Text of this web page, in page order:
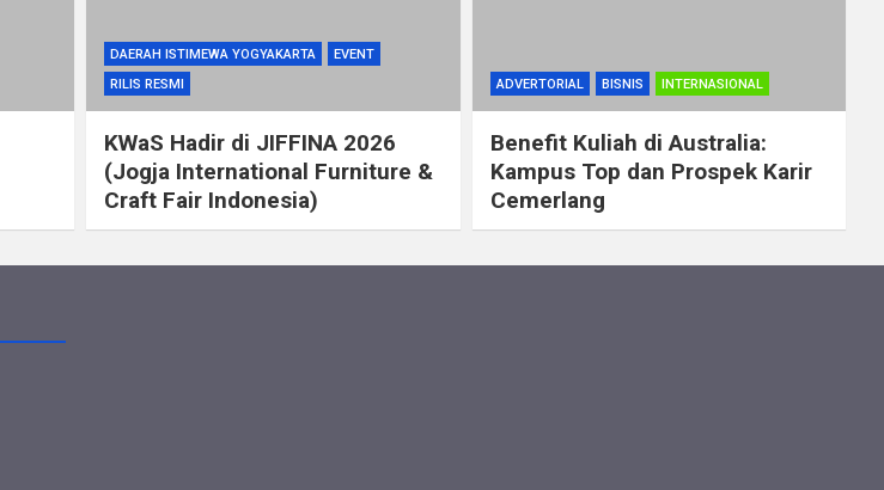
DAERAH ISTIMEWA YOGYAKARTA
EVENT
RILIS RESMI
KWaS Hadir di JIFFINA 2026
(Jogja International Furniture &
Craft Fair Indonesia)
ADVERTORIAL BISNIS INTERNASIONAL
Benefit Kuliah di Australia:
Kampus Top dan Prospek Karir
Cemerlang